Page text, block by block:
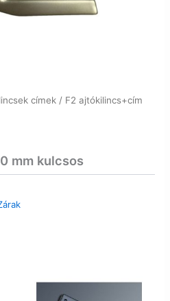
címek / F2 ajtókilincs+cím
mm kulcsos